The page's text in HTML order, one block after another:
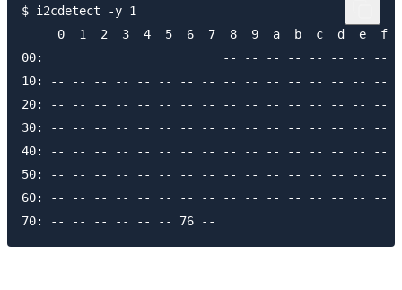
$ i2cdetect -y 1
     0  1  2  3  4  5  6  7  8  9  a  b  c  d  e  f
00:                         -- -- -- -- -- -- -- --
10: -- -- -- -- -- -- -- -- -- -- -- -- -- -- -- --
20: -- -- -- -- -- -- -- -- -- -- -- -- -- -- -- --
30: -- -- -- -- -- -- -- -- -- -- -- -- -- -- -- --
40: -- -- -- -- -- -- -- -- -- -- -- -- -- -- -- --
50: -- -- -- -- -- -- -- -- -- -- -- -- -- -- -- --
60: -- -- -- -- -- -- -- -- -- -- -- -- -- -- -- --